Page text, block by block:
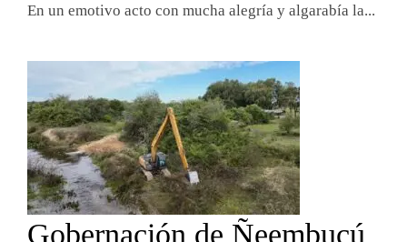
En un emotivo acto con mucha alegría y algarabía la...
Gobernación de Ñeembucú